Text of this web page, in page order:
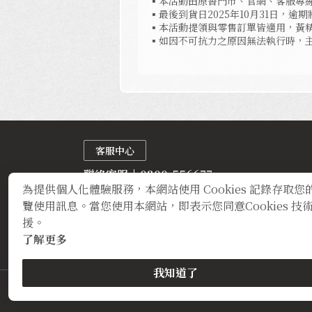
為提供個人化體驗服務，本網站使用 Cookies 記錄存取您
覽使用訊息。當您使用本網站，即表示您同意Cookies 技
援。
了解更多
我知道了
▪最後到貨日2025年10月31日，逾
▪本活動提領與零售訂單皆適用，黃
▪如因不可抗力之原因無法執行時，
客服中心
聯絡客服 0800-556677
週一至週五 9:00~17:30
（※若台南宣布停班，客服及出貨皆暫停）
定型化契約 隱私權聲明 登錄字號